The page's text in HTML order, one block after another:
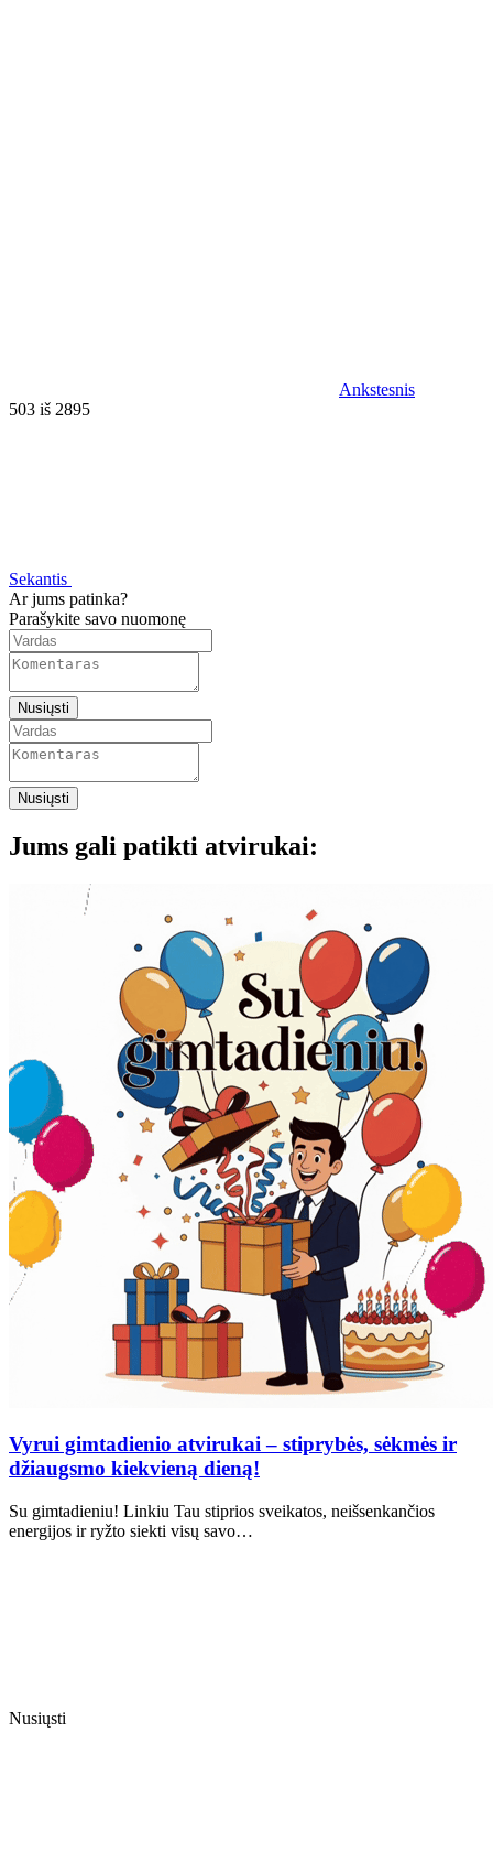
Ankstesnis
503 iš 2895
Sekantis
Ar jums patinka?
Parašykite savo nuomonę
Nusiųsti
Nusiųsti
Jums gali patikti atvirukai:
Vyrui gimtadienio atvirukai – stiprybės, sėkmės ir
džiaugsmo kiekvieną dieną!
Su gimtadieniu! Linkiu Tau stiprios sveikatos, neišsenkančios
energijos ir ryžto siekti visų savo…
Nusiųsti